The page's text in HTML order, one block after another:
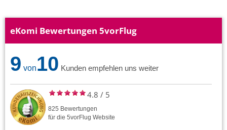
eKomi Bewertungen 5vorFlug
9 von10 Kunden empfehlen uns weiter
4.8 / 5
825 Bewertungen
für die 5vorFlug Website